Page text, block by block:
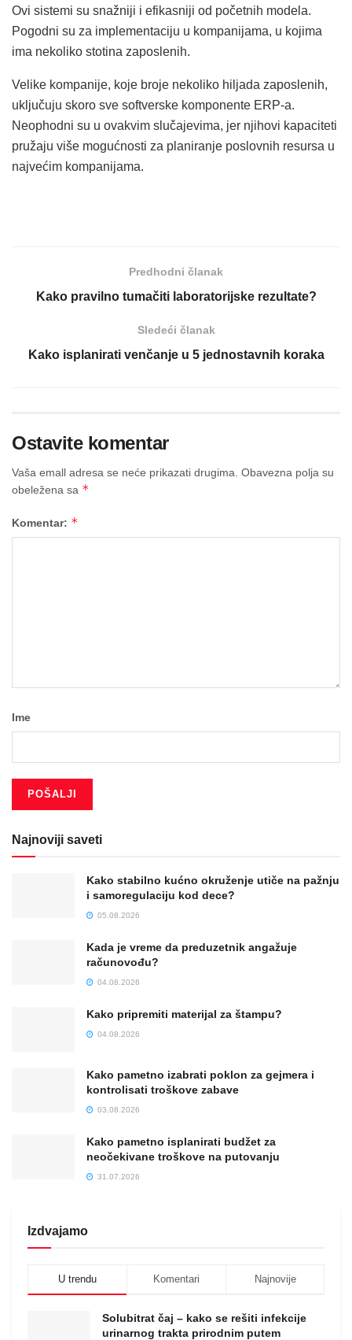
Ovi sistemi su snažniji i efikasniji od početnih modela.
Pogodni su za implementaciju u kompanijama, u kojima
ima nekoliko stotina zaposlenih.
Velike kompanije, koje broje nekoliko hiljada zaposlenih,
uključuju skoro sve softverske komponente ERP-a.
Neophodni su u ovakvim slučajevima, jer njihovi kapaciteti
pružaju više mogućnosti za planiranje poslovnih resursa u
najvećim kompanijama.
Predhodni članak
Kako pravilno tumačiti laboratorijske rezultate?
Sledeći članak
Kako isplanirati venčanje u 5 jednostavnih koraka
Ostavite komentar
Vaša emall adresa se neće prikazati drugima. Obavezna polja su
obeležena sa *
Komentar: *
Ime
Najnoviji saveti
Kako stabilno kućno okruženje utiče na pažnju
i samoregulaciju kod dece?
05.08.2026
Kada je vreme da preduzetnik angažuje
računovođu?
04.08.2026
Kako pripremiti materijal za štampu?
04.08.2026
Kako pametno izabrati poklon za gejmera i
kontrolisati troškove zabave
03.08.2026
Kako pametno isplanirati budžet za
neočekivane troškove na putovanju
31.07.2026
Izdvajamo
U trendu Komentari Najnovije
Solubitrat čaj – kako se rešiti infekcije
urinarnog trakta prirodnim putem